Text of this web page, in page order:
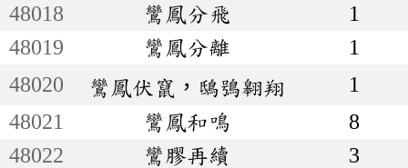
48018
鸞鳳分飛
1
48019
鸞鳳分離
1
48020
鸞鳳伏竄，鴟鴞翱翔
1
48021
鸞鳳和鳴
8
48022
鸞膠再續
3